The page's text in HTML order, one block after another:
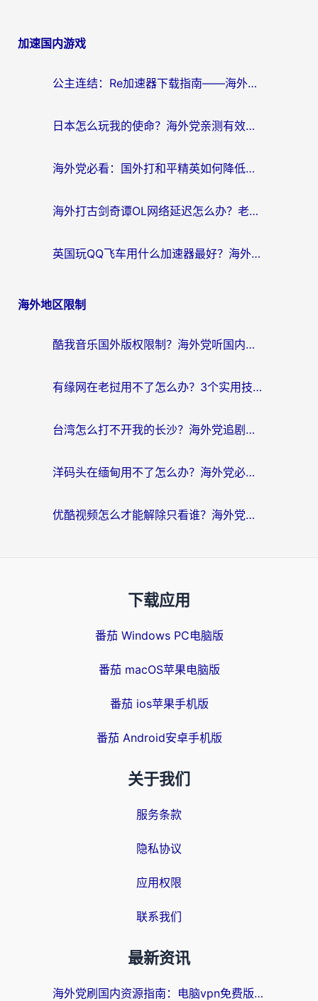
加速国内游戏
公主连结：Re加速器下载指南——海外党不再错过国服活动的秘密武器
日本怎么玩我的使命？海外党亲测有效的国服游戏加速指南（附避坑技巧）
海外党必看：国外打和平精英如何降低延迟？附3款热门国服游戏加速方案
海外打古剑奇谭OL网络延迟怎么办？老玩家亲测有效的加速器选择指南
英国玩QQ飞车用什么加速器最好？海外党亲测，告别漂移卡顿的终极选择
海外地区限制
酷我音乐国外版权限制？海外党听国内歌、玩游戏、看剧的一站式解决方案
有缘网在老挝用不了怎么办？3个实用技巧解决海外访问国内服务难题
台湾怎么打不开我的长沙？海外党追剧看片、用环球时报不卡的实用指南
洋码头在缅甸用不了怎么办？海外党必备回国加速指南，解决追剧购物生活服务难题
优酷视频怎么才能解除只看谁？海外党亲测有效的追剧自由指南
下载应用
番茄 Windows PC电脑版
番茄 macOS苹果电脑版
番茄 ios苹果手机版
番茄 Android安卓手机版
关于我们
服务条款
隐私协议
应用权限
联系我们
最新资讯
海外党刷国内资源指南：电脑vpn免费版真的能用吗？选对加速器才是关键